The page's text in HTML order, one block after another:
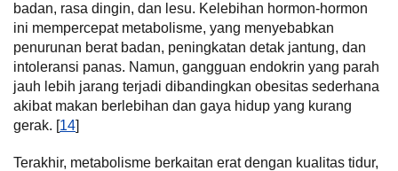
badan, rasa dingin, dan lesu. Kelebihan hormon-hormon
ini mempercepat metabolisme, yang menyebabkan
penurunan berat badan, peningkatan detak jantung, dan
intoleransi panas. Namun, gangguan endokrin yang parah
jauh lebih jarang terjadi dibandingkan obesitas sederhana
akibat makan berlebihan dan gaya hidup yang kurang
gerak. [14]
Terakhir, metabolisme berkaitan erat dengan kualitas tidur,